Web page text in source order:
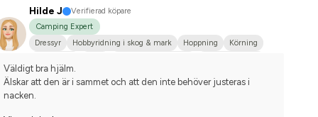
Hilde J
Verifierad köpare
Camping Expert
Dressyr
Hobbyridning i skog & mark Hoppning
Körning
Väldigt bra hjälm.
Älskar att den är i sammet och att den inte behöver justeras i
nacken.